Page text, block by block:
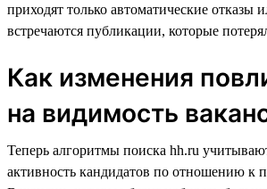
приходят только автоматические отказы
встречаются публикации, которые
Как изменения
на видимость
Теперь алгоритмы поиска hh.ru
активность кандидатов по отношению к